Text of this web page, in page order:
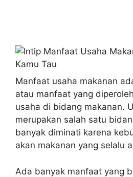
Manfaat usaha makanan
atau manfaat yang
usaha di bidang makanan.
merupakan salah satu
banyak diminati karena
akan makanan yang selalu
Ada banyak manfaat yang